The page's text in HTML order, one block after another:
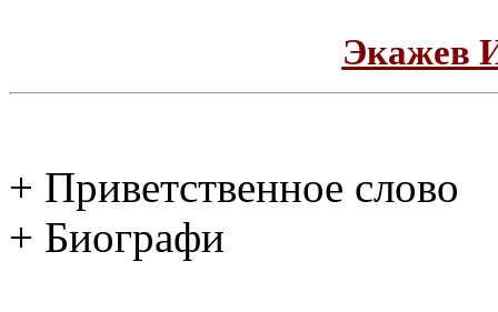
Экажев
+ Приветственное слово
+ Биографи